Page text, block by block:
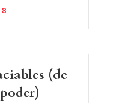
(de